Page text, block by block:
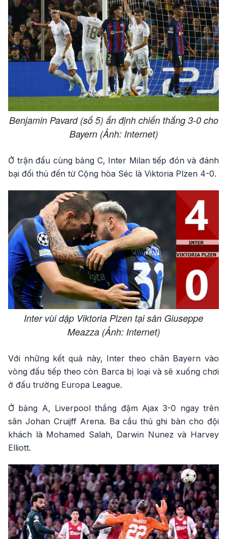
Benjamin Pavard (số 5) ấn định chiến thắng 3-0 cho
Bayern (Ảnh: Internet)
Ở trận đấu cùng bảng C, Inter Milan tiếp đón và đánh
bại đối thủ đến từ Cộng hòa Séc là Viktoria Plzen 4-0.
Inter vùi dập Viktoria Plzen tại sân Giuseppe
Meazza (Ảnh: Internet)
Với những kết quả này, Inter theo chân Bayern vào
vòng đấu tiếp theo còn Barca bị loại và sẽ xuống chơi
ở đấu trường Europa League.
Ở bảng A, Liverpool thắng đậm Ajax 3-0 ngay trên
sân Johan Cruijff Arena. Ba cầu thủ ghi bàn cho đội
khách là Mohamed Salah, Darwin Nunez và Harvey
Elliott.